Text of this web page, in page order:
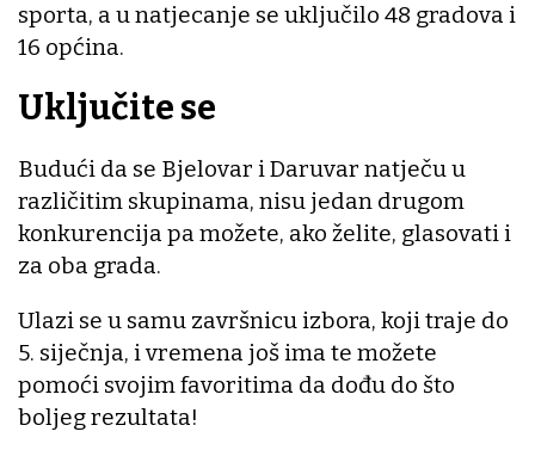
sporta, a u natjecanje se uključilo 48 gradova i
16 općina.
Uključite se
Budući da se Bjelovar i Daruvar natječu u
različitim skupinama, nisu jedan drugom
konkurencija pa možete, ako želite, glasovati i
za oba grada.
Ulazi se u samu završnicu izbora, koji traje do
5. siječnja, i vremena još ima te možete
pomoći svojim favoritima da dođu do što
boljeg rezultata!